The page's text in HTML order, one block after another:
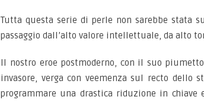
Tutta questa serie di perle non sarebbe stata
passaggio dall’alto valore intellettuale, da alto
Il nostro eroe postmoderno, con il suo
invasore, verga con veemenza sul recto dello
programmare una drastica riduzione in